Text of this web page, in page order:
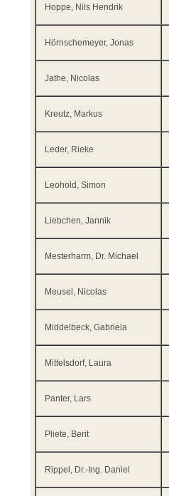
Hoppe, Nils Hendrik
Hörnschemeyer, Jonas
Jathe, Nicolas
Kreutz, Markus
Leder, Rieke
Leohold, Simon
Liebchen, Jannik
Mesterharm, Dr. Michael
Meusel, Nicolas
Middelbeck, Gabriela
Mittelsdorf, Laura
Panter, Lars
Pliete, Berit
Rippel, Dr.-Ing. Daniel